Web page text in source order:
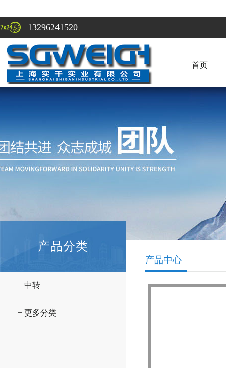
13296241520
首页
产品分类
+ 中转
+ 更多分类
产品中心